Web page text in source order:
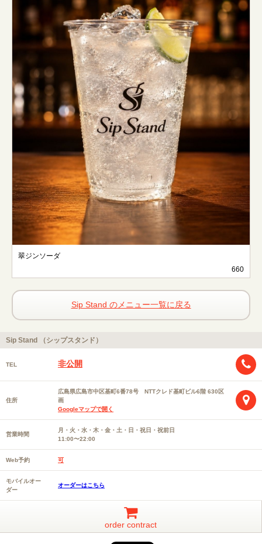
翠ジンソーダ
660
Sip Stand のメニュー一覧に戻る
Sip Stand （シップスタンド）
TEL 非公開
住所
広島県広島市中区基町6番78号 NTTクレド基町ビル6階 630区
画
Googleマップで開く
営業時間
月・火・水・木・金・土・日・祝日・祝前日
11:00〜22:00
Web予約 可
モバイルオー
ダー
オーダーはこちら
order contract